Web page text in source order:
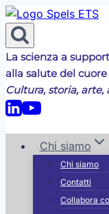
Salta
al
contenuto
La scienza a
alla salute del cuore
Cultura, storia,
Chi siamo
Chi siamo
Contatti
Collabora